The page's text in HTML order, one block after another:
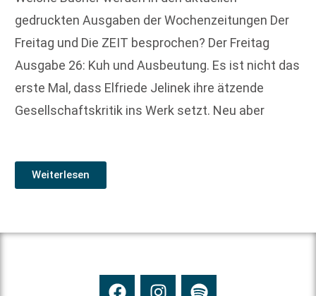
gedruckten Ausgaben der Wochenzeitungen Der
Freitag und Die ZEIT besprochen? Der Freitag
Ausgabe 26: Kuh und Ausbeutung. Es ist nicht das
erste Mal, dass Elfriede Jelinek ihre ätzende
Gesellschaftskritik ins Werk setzt. Neu aber
Weiterlesen